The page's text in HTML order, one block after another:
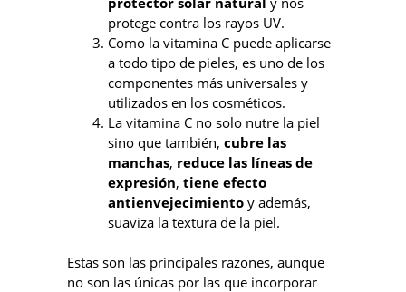
protege contra los rayos UV.
Como la vitamina C puede aplicarse
a todo tipo de pieles, es uno de los
componentes más universales y
utilizados en los cosméticos.
La vitamina C no solo nutre la piel
sino que también, cubre las
manchas, reduce las líneas de
expresión, tiene efecto
antienvejecimiento y además,
suaviza la textura de la piel.
Estas son las principales razones, aunque
no son las únicas por las que incorporar